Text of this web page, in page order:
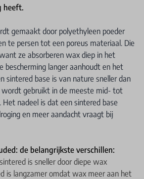
heeft.
gemaakt door polyethyleen poeder
te persen tot een poreus materiaal. Die
ze absorberen wax diep in het
bescherming langer aanhoudt en het
sintered base is van nature sneller dan
wordt gebruikt in de meeste mid- tot
Het nadeel is dat een sintered base
en meer aandacht vraagt bij
de belangrijkste verschillen:
is sneller door diepe wax
is langzamer omdat wax meer aan het